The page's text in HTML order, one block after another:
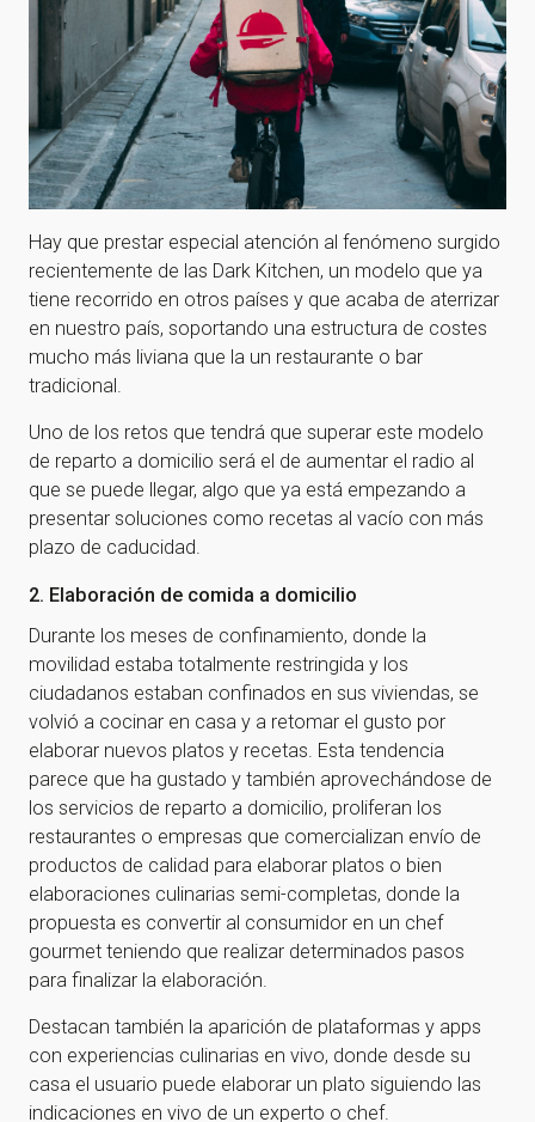
Hay que prestar especial atención al fenómeno surgido
recientemente de las Dark Kitchen, un modelo que ya
tiene recorrido en otros países y que acaba de aterrizar
en nuestro país, soportando una estructura de costes
mucho más liviana que la un restaurante o bar
tradicional.
Uno de los retos que tendrá que superar este modelo
de reparto a domicilio será el de aumentar el radio al
que se puede llegar, algo que ya está empezando a
presentar soluciones como recetas al vacío con más
plazo de caducidad.
2. Elaboración de comida a domicilio
Durante los meses de confinamiento, donde la
movilidad estaba totalmente restringida y los
ciudadanos estaban confinados en sus viviendas, se
volvió a cocinar en casa y a retomar el gusto por
elaborar nuevos platos y recetas. Esta tendencia
parece que ha gustado y también aprovechándose de
los servicios de reparto a domicilio, proliferan los
restaurantes o empresas que comercializan envío de
productos de calidad para elaborar platos o bien
elaboraciones culinarias semi-completas, donde la
propuesta es convertir al consumidor en un chef
gourmet teniendo que realizar determinados pasos
para finalizar la elaboración.
Destacan también la aparición de plataformas y apps
con experiencias culinarias en vivo, donde desde su
casa el usuario puede elaborar un plato siguiendo las
indicaciones en vivo de un experto o chef.